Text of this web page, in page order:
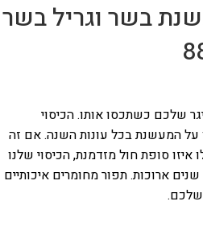
בשר וגריל בשר
שלכם כשתכסו אותו. הכיסוי
על המעשנת בכל עונות השנה. אם זה
סופת חול מזדמנת,הכיסוי שלנו
ארוכות.תפור מחומרים איכותיים
שלכם.